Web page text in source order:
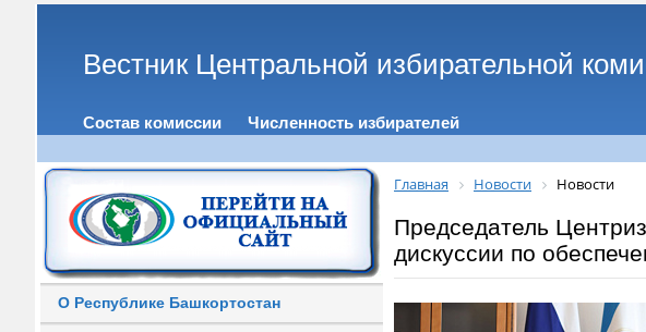
Вестник Центральной избирательной
Состав комиссии Численность избирателей
О Республике Башкортостан
Главная Новости Новости
Председатель
дискуссии по